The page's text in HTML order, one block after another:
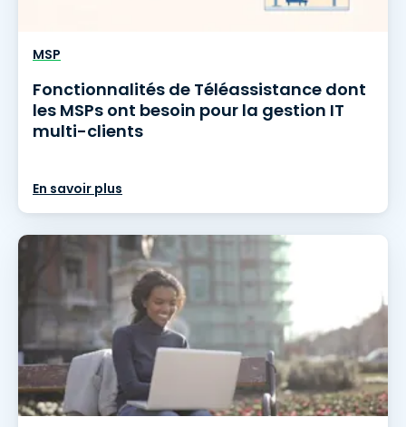
MSP
Fonctionnalités de Téléassistance dont
les MSPs ont besoin pour la gestion IT
multi-clients
En savoir plus